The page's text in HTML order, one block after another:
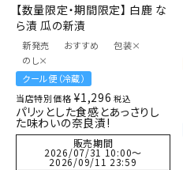
【数量限定・期間限定】 白鹿 な
ら漬 瓜の新漬
新発売 おすすめ
包装×
のし×
クール便（冷蔵）
当店特別価格 ¥1,296 税込
パリッとした食感とあっさりし
た味わいの奈良漬!
販売期間
2026/07/31 10:00〜
2026/09/11 23:59